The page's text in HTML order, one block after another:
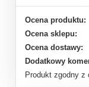
Ocena produktu:
Ocena sklepu:
Ocena dostawy:
Dodatkowy
Produkt zgodny z